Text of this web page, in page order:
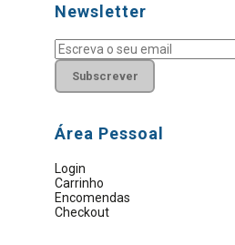
Newsletter
Subscrever
Área Pessoal
Login
Carrinho
Encomendas
Checkout